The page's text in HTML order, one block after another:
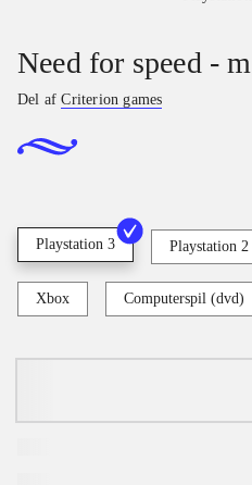
Need for speed -
Del afCriterion games
Playstation 3 Playstation 2
Xbox Computerspil (dvd)